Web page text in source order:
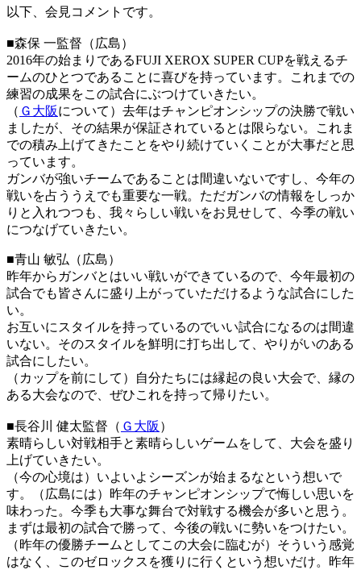
以下、会見コメントです。
■森保 一監督（広島）
2016年の始まりであるFUJI XEROX SUPER CUPを戦えるチ
ームのひとつであることに喜びを持っています。これまでの
練習の成果をこの試合にぶつけていきたい。
（ Ｇ大阪について）去年はチャンピオンシップの決勝で戦い
ましたが、その結果が保証されているとは限らない。これま
での積み上げてきたことをやり続けていくことが大事だと思
っています。
ガンバが強いチームであることは間違いないですし、今年の
戦いを占ううえでも重要な一戦。ただガンバの情報をしっか
りと入れつつも、我々らしい戦いをお見せして、今季の戦い
につなげていきたい。
■青山 敏弘（広島）
昨年からガンバとはいい戦いができているので、今年最初の
試合でも皆さんに盛り上がっていただけるような試合にした
い。
お互いにスタイルを持っているのでいい試合になるのは間違
いない。そのスタイルを鮮明に打ち出して、やりがいのある
試合にしたい。
（カップを前にして）自分たちには縁起の良い大会で、縁の
ある大会なので、ぜひこれを持って帰りたい。
■長谷川 健太監督（ Ｇ大阪 ）
素晴らしい対戦相手と素晴らしいゲームをして、大会を盛り
上げていきたい。
（今の心境は）いよいよシーズンが始まるなという想いで
す。（広島には）昨年のチャンピオンシップで悔しい思いを
味わった。今季も大事な舞台で対戦する機会が多いと思う。
まずは最初の試合で勝って、今後の戦いに勢いをつけたい。
（昨年の優勝チームとしてこの大会に臨むが）そういう感覚
はなく、このゼロックスを獲りに行くという想いだけ。昨年